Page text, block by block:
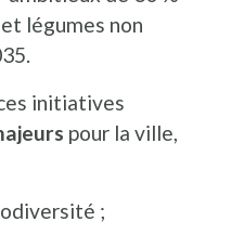
légumes non
initiatives
pour la ville,
;